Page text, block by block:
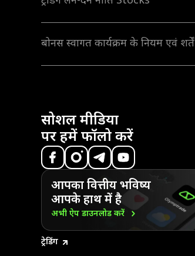
बोनस स्वागत कार्यक्रम के नियम एवं शर्तें
सोशल मीडिया
पर हमें फॉलो करें
आपका वित्तीय भविष्य
आपके हाथ में है
अभी ऐप डाउनलोड करें
ट्रेडिंग